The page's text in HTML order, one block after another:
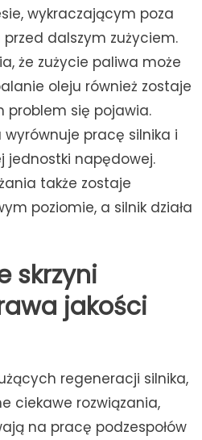
wykraczającym poza
dalszym zużyciem.
że zużycie paliwa może
oleju również zostaje
problem się pojawia.
pracę silnika i
jednostki napędowej.
także zostaje
poziomie, a silnik działa
skrzyni
jakości
regeneracji silnika,
ciekawe rozwiązania,
na pracę podzespołów